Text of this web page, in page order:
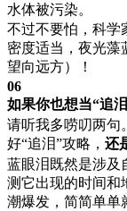
水体被污染。
不过不要怕，科学
密度适当，夜光藻
望向远方）！
06
如果你也想当“追
请听我多唠叨两句
好“追泪”攻略， 还
蓝眼泪既然是涉及
测它出现的时间和
潮爆发，简简单单